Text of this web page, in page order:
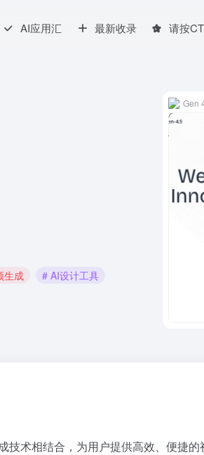
AI应用汇 最新收录 请按
生成 # AI设计工具
Gen
术相结合，为用户提供高效、便捷